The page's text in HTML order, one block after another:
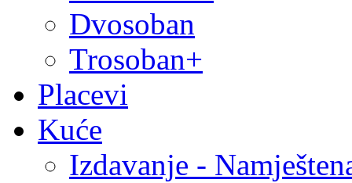
Dvosoban
Trosoban+
Placevi
Kuće
Izdavanje -